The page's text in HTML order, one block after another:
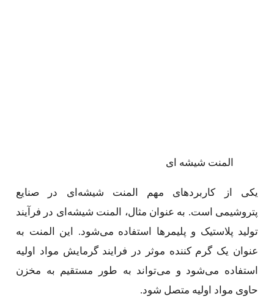
المنت شیشه ای
یکی از کاربردهای مهم المنت شیشه‌ای در صنایع
پتروشیمی است. به عنوان مثال، المنت شیشه‌ای در فرآیند
تولید پلاستیک و پلیمرها استفاده می‌شود. این المنت به
عنوان یک گرم کننده موثر در فرایند گرمایش مواد اولیه
استفاده می‌شود و می‌تواند به طور مستقیم به مخزن
حاوی مواد اولیه متصل شود.